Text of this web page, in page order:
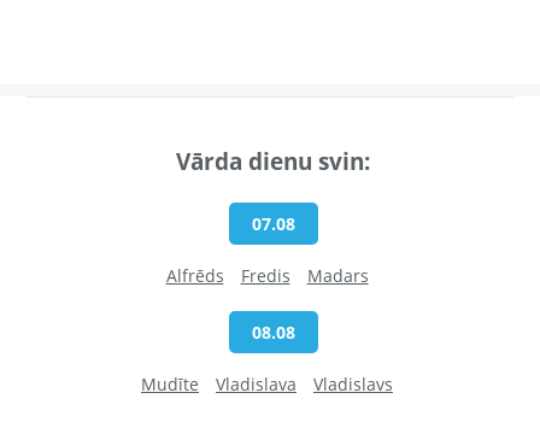
Vārda dienu svin:
07.08
Alfrēds Fredis Madars
08.08
Mudīte Vladislava Vladislavs